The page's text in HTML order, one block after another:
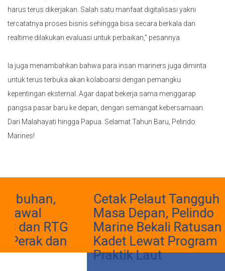
harus terus dikerjakan. Salah satu manfaat digitalisasi yakni
tercatatnya proses bisnis sehingga bisa secara berkala dan
realtime dilakukan evaluasi untuk perbaikan,” pesannya.
Ia juga menambahkan bahwa para insan mariners juga diminta
untuk terus terbuka akan kolaboarsi dengan pemangku
kepentingan eksternal. Agar dapat bekerja sama menggarap
pangsa pasar baru ke depan, dengan semangat kebersamaan.
Dari Malahayati hingga Papua. Selamat Tahun Baru, Pelindo
Marines!
RTG
dan
Cetak Pelaut Tangguh
Masa Depan, Pelindo
Marine Bekali Ratusan
Kadet Lewat Program
Praktik Laut